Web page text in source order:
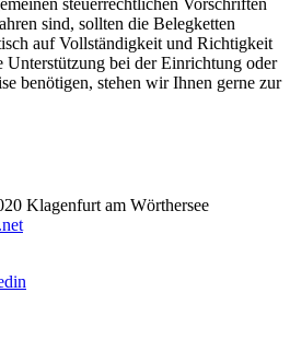
sind, sollten die Belegketten
auf Vollständigkeit und Richtigkeit
Unterstützung bei der Einrichtung oder
benötigen, stehen wir Ihnen gerne zur
Klagenfurt am Wörthersee